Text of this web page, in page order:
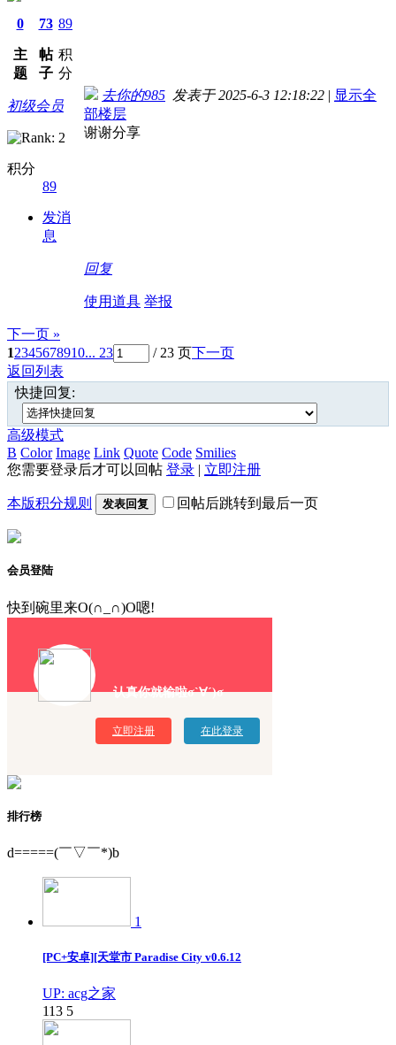
0
主
题
73
帖
子
89
积
分
初级会员
积分
89
发消
息
去你的985 发表于 2025-6-3 12:18:22 | 显示全
部楼层
谢谢分享
回复
使用道具 举报
下一页 »
12345678910... 23 / 23 页下一页
返回列表
快捷回复:
高级模式
B Color Image Link Quote Code Smilies
您需要登录后才可以回帖 登录 | 立即注册
本版积分规则 发表回复 回帖后跳转到最后一页
会员登陆
快到碗里来O(∩_∩)O嗯!
认真你就输啦σ`∀´)σ
立即注册 在此登录
排行榜
d=====(￣▽￣*)b
1
[PC+安卓][天堂市 Paradise City v0.6.12
UP: acg之家
113 5